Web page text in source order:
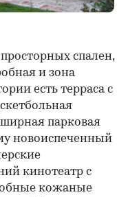
спален,
и зона
есть терраса с
парковая
новоиспеченный
кинотеатр с
кожаные